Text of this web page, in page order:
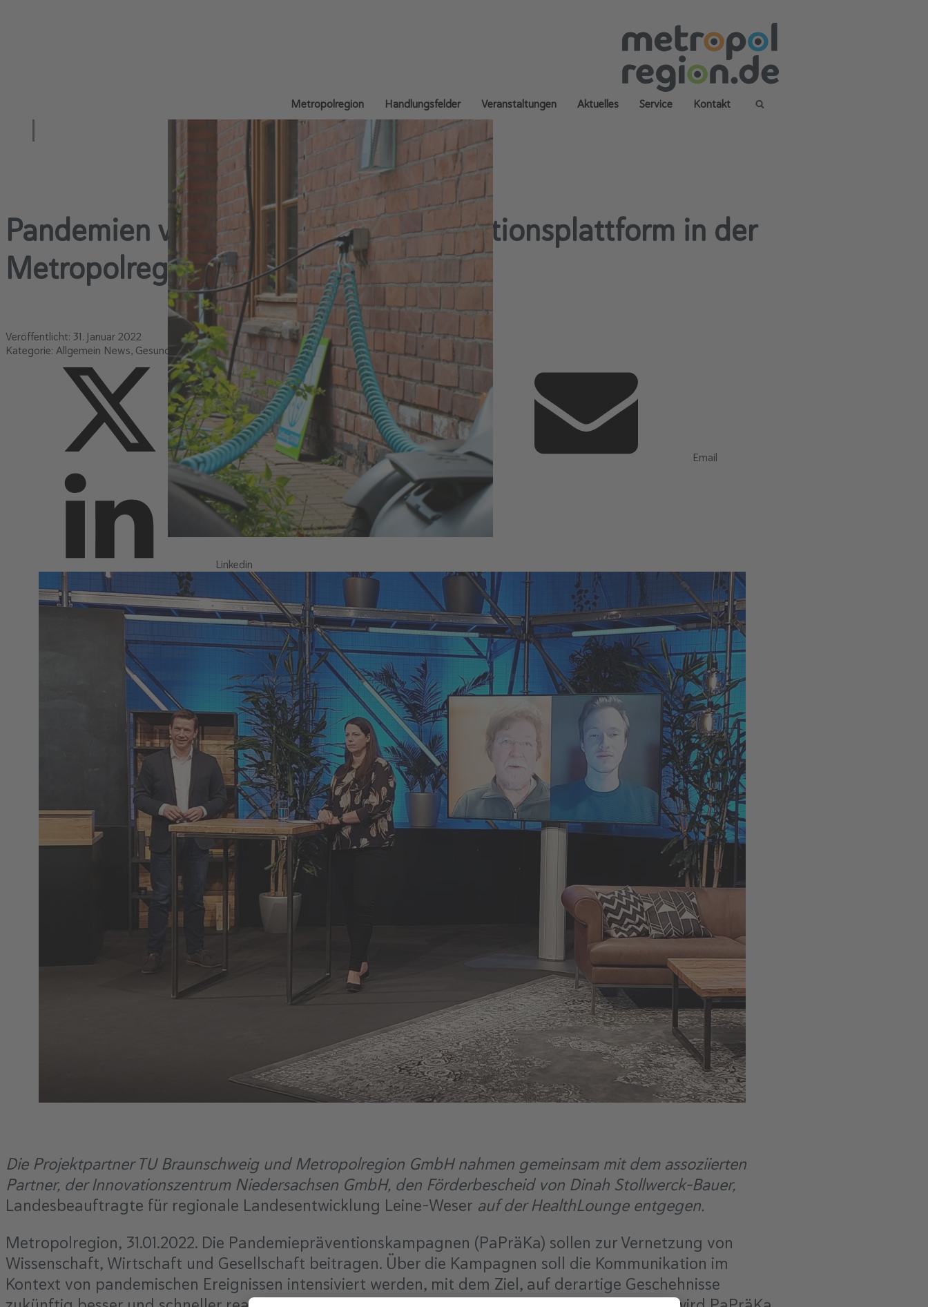
Metropolregion Handlungsfelder Veranstaltungen Aktuelles Service Kontakt
Pandemien vorbeugen - Neue Präventionsplattform in der
Metropolregion
Veröffentlicht: 31. Januar 2022
Kategorie: Allgemein News Gesundheit News PaPräKa News Presse
X Facebook Email
Linkedin
Die Projektpartner TU Braunschweig und Metropolregion GmbH nahmen gemeinsam mit dem assoziierten
Partner, der Innovationszentrum Niedersachsen GmbH, den Förderbescheid von Dinah Stollwerck-Bauer,
Landesbeauftragte für regionale Landesentwicklung Leine-Weser auf der HealthLounge entgegen.
Metropolregion, 31.01.2022. Die Pandemiepräventionskampagnen (PaPräKa) sollen zur Vernetzung von
Wissenschaft, Wirtschaft und Gesellschaft beitragen. Über die Kampagnen soll die Kommunikation im
Kontext von pandemischen Ereignissen intensiviert werden, mit dem Ziel, auf derartige Geschehnisse